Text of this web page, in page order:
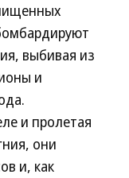
выбивая из
и
и пролетая
они
и, как